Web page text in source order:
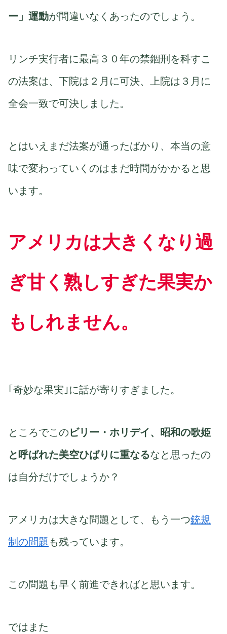
ー」運動が間違いなくあったのでしょう。
リンチ実行者に最高３０年の禁錮刑を科すこ
の法案は、下院は２月に可決、上院は３月に
全会一致で可決しました。
とはいえまだ法案が通ったばかり、本当の意
味で変わっていくのはまだ時間がかかると思
います。
アメリカは大きくなり過
ぎ甘く熟しすぎた果実か
もしれません。
｢奇妙な果実｣に話が寄りすぎました。
ところでこのビリー・ホリデイ、昭和の歌姫
と呼ばれた美空ひばりに重なるなと思ったの
は自分だけでしょうか？
アメリカは大きな問題として、もう一つ銃規
制の問題 も残っています。
この問題も早く前進できればと思います。
ではまた